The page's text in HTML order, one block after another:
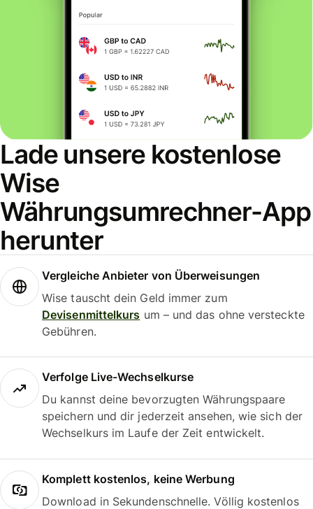
Lade unsere kostenlose
Wise
Währungsumrechner-App
herunter
Vergleiche Anbieter von Überweisungen
Wise tauscht dein Geld immer zum
Devisenmittelkurs um – und das ohne versteckte
Gebühren.
Verfolge Live-Wechselkurse
Du kannst deine bevorzugten Währungspaare
speichern und dir jederzeit ansehen, wie sich der
Wechselkurs im Laufe der Zeit entwickelt.
Komplett kostenlos, keine Werbung
Download in Sekundenschnelle. Völlig kostenlos